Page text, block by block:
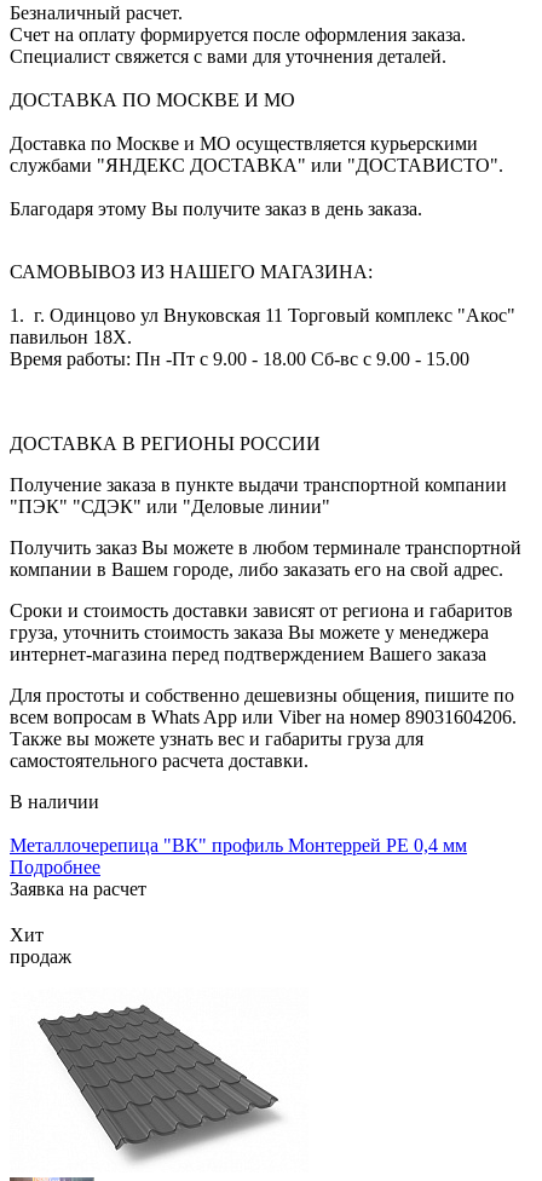
Безналичный расчет.
Счет на оплату формируется после оформления заказа.
Специалист свяжется с вами для уточнения деталей.
ДОСТАВКА ПО МОСКВЕ И МО
Доставка по Москве и МО осуществляется курьерскими
службами "ЯНДЕКС ДОСТАВКА" или "ДОСТАВИСТО".
Благодаря этому Вы получите заказ в день заказа.
САМОВЫВОЗ ИЗ НАШЕГО МАГАЗИНА:
1. г. Одинцово ул Внуковская 11 Торговый комплекс "Акос"
павильон 18Х.
Время работы: Пн -Пт с 9.00 - 18.00 Сб-вс с 9.00 - 15.00
ДОСТАВКА В РЕГИОНЫ РОССИИ
Получение заказа в пункте выдачи транспортной компании
"ПЭК" "СДЭК" или "Деловые линии"
Получить заказ Вы можете в любом терминале транспортной
компании в Вашем городе, либо заказать его на свой адрес.
Сроки и стоимость доставки зависят от региона и габаритов
груза, уточнить стоимость заказа Вы можете у менеджера
интернет-магазина перед подтверждением Вашего заказа
Для простоты и собственно дешевизны общения, пишите по
всем вопросам в Whats App или Viber на номер 89031604206.
Также вы можете узнать вес и габариты груза для
самостоятельного расчета доставки.
В наличии
Металлочерепица "ВК" профиль Монтеррей РЕ 0,4 мм
Подробнее
Заявка на расчет
Хит
продаж